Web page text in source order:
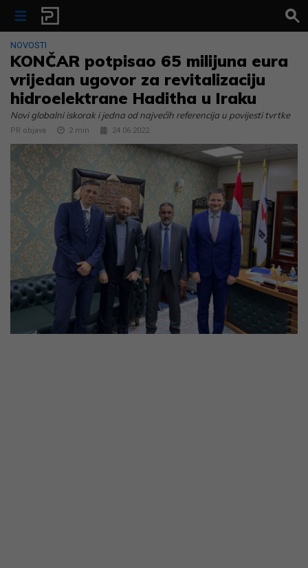
Skip to content
NOVOSTI
KONČAR potpisao 65 milijuna eura
vrijedan ugovor za revitalizaciju
hidroelektrane Haditha u Iraku
Novi globalni iskorak i jedna od najvećih referencija u povijesti tvrtke
PR objava 2 min 24.06.2022.